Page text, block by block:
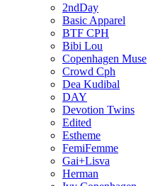
2ndDay
Basic Apparel
BTF CPH
Bibi Lou
Copenhagen Muse
Crowd Cph
Dea Kudibal
DAY
Devotion Twins
Edited
Estheme
FemiFemme
Gai+Lisva
Herman